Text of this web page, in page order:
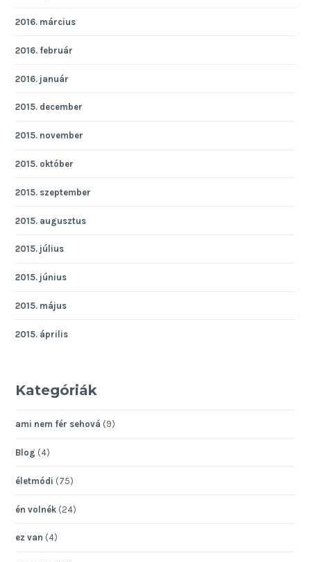
2016. március
2016. február
2016. január
2015. december
2015. november
2015. október
2015. szeptember
2015. augusztus
2015. július
2015. június
2015. május
2015. április
Kategóriák
ami nem fér sehová (9)
Blog (4)
életmódi (75)
én volnék (24)
ez van (4)